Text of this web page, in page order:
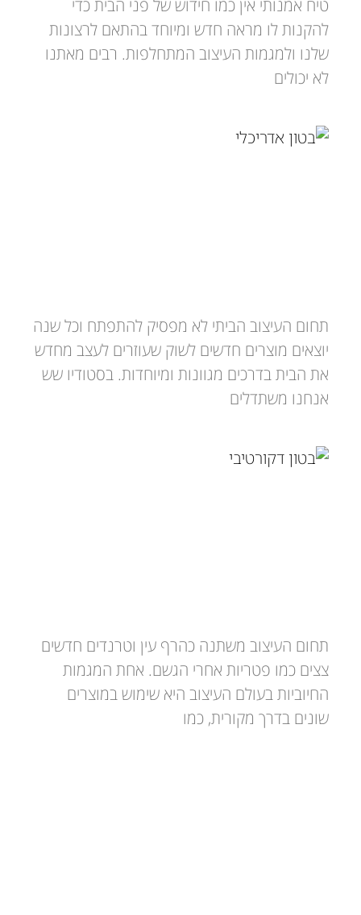
טיח אמנותי אין כמו חידוש של פני הבית כדי
להקנות לו מראה חדש ומיוחד בהתאם לרצונות
שלנו ולמגמות העיצוב המתחלפות. רבים מאתנו
לא יכולים
תחום העיצוב הביתי לא מפסיק להתפתח וכל שנה
יוצאים מוצרים חדשים לשוק שעוזרים לעצב מחדש
את הבית בדרכים מגוונות ומיוחדות. בסטודיו שש
אנחנו משתדלים
תחום העיצוב משתנה כהרף עין וטרנדים חדשים
צצים כמו פטריות אחרי הגשם. אחת המגמות
החיוביות בעולם העיצוב היא שימוש במוצרים
שונים בדרך מקורית, כמו